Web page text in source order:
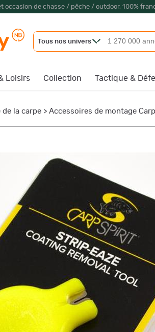
occasion de chasse / pêche / outdoor, 100%
Tous nos univers
Loisirs Collection Tactique &
de la carpe > Accessoires de montage